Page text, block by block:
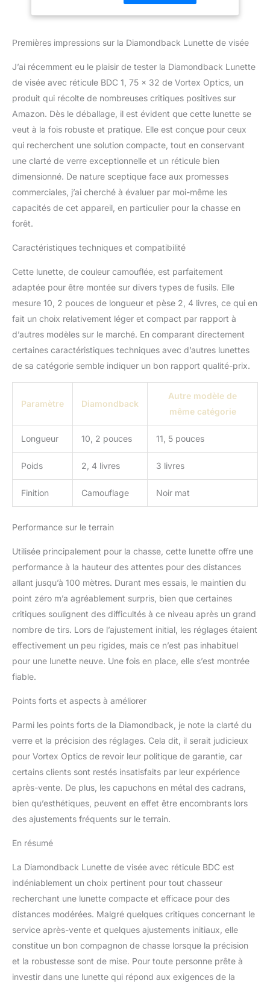
Premières impressions sur la Diamondback Lunette de visée
J’ai récemment eu le plaisir de tester la Diamondback Lunette
de visée avec réticule BDC 1, 75 x 32 de Vortex Optics, un
produit qui récolte de nombreuses critiques positives sur
Amazon. Dès le déballage, il est évident que cette lunette se
veut à la fois robuste et pratique. Elle est conçue pour ceux
qui recherchent une solution compacte, tout en conservant
une clarté de verre exceptionnelle et un réticule bien
dimensionné. De nature sceptique face aux promesses
commerciales, j’ai cherché à évaluer par moi-même les
capacités de cet appareil, en particulier pour la chasse en
forêt.
Caractéristiques techniques et compatibilité
Cette lunette, de couleur camouflée, est parfaitement
adaptée pour être montée sur divers types de fusils. Elle
mesure 10, 2 pouces de longueur et pèse 2, 4 livres, ce qui en
fait un choix relativement léger et compact par rapport à
d’autres modèles sur le marché. En comparant directement
certaines caractéristiques techniques avec d’autres lunettes
de sa catégorie semble indiquer un bon rapport qualité-prix.
Paramètre Diamondback
Autre modèle de
même catégorie
Longueur 10, 2 pouces 11, 5 pouces
Poids 2, 4 livres 3 livres
Finition Camouflage Noir mat
Performance sur le terrain
Utilisée principalement pour la chasse, cette lunette offre une
performance à la hauteur des attentes pour des distances
allant jusqu’à 100 mètres. Durant mes essais, le maintien du
point zéro m’a agréablement surpris, bien que certaines
critiques soulignent des difficultés à ce niveau après un grand
nombre de tirs. Lors de l’ajustement initial, les réglages étaient
effectivement un peu rigides, mais ce n’est pas inhabituel
pour une lunette neuve. Une fois en place, elle s’est montrée
fiable.
Points forts et aspects à améliorer
Parmi les points forts de la Diamondback, je note la clarté du
verre et la précision des réglages. Cela dit, il serait judicieux
pour Vortex Optics de revoir leur politique de garantie, car
certains clients sont restés insatisfaits par leur expérience
après-vente. De plus, les capuchons en métal des cadrans,
bien qu’esthétiques, peuvent en effet être encombrants lors
des ajustements fréquents sur le terrain.
En résumé
La Diamondback Lunette de visée avec réticule BDC est
indéniablement un choix pertinent pour tout chasseur
recherchant une lunette compacte et efficace pour des
distances modérées. Malgré quelques critiques concernant le
service après-vente et quelques ajustements initiaux, elle
constitue un bon compagnon de chasse lorsque la précision
et la robustesse sont de mise. Pour toute personne prête à
investir dans une lunette qui répond aux exigences de la